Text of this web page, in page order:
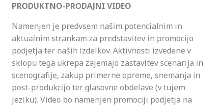
PRODUKTNO-PRODAJNI VIDEO
Namenjen je predvsem našim potencialnim in
aktualnim strankam za predstavitev in promocijo
podjetja ter naših izdelkov. Aktivnosti izvedene v
sklopu tega ukrepa zajemajo zastavitev scenarija in
scenografije, zakup primerne opreme, snemanja in
post-produkcijo ter glasovne obdelave (v tujem
jeziku). Video bo namenjen promociji podjetja na